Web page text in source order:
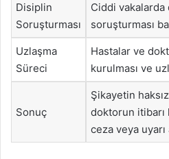
Disiplin
Soruşturması
Ciddi vakalarda
soruşturması
Uzlaşma
Süreci
Hastalar ve
kurulması ve
Sonuç
Şikayetin
doktorun
ceza veya uyarı